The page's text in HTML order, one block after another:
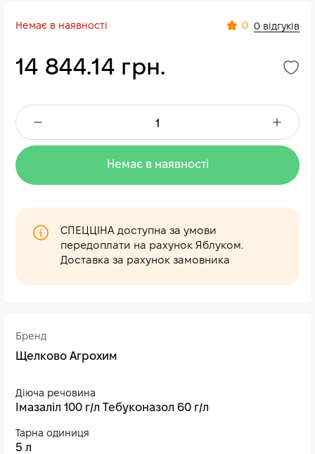
Бренд
Щелково Агрохим
Діюча речовина
Імазаліл 100 г/л Тебуконазол 60 г/л
Тарна одиниця
5 л
Немає в наявності 0 0 відгуків
14 844.14 грн.
Немає в наявності
СПЕЦЦІНА доступна за умови
передоплати на рахунок Яблуком.
Доставка за рахунок замовника